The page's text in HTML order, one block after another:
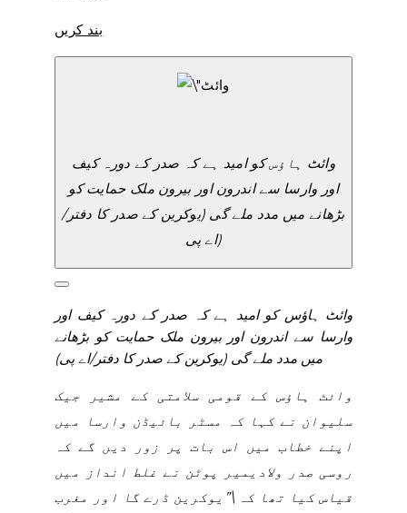
بند کریں
وائٹ ہاؤس کو امید ہے کہ صدر کے دورہ کیف
اور وارسا سے اندرون اور بیرون ملک حمایت کو
بڑھانے میں مدد ملے گی (یوکرین کے صدر کا دفتر/
اے پی)
وائٹ ہاؤس کو امید ہے کہ صدر کے دورہ کیف اور
وارسا سے اندرون اور بیرون ملک حمایت کو بڑھانے
میں مدد ملے گی (یوکرین کے صدر کا دفتر/اے پی)
وائٹ ہاؤس کے قومی سلامتی کے مشیر جیک
سلیوان نے کہا کہ مسٹر بائیڈن وارسا میں
اپنے خطاب میں اس بات پر زور دیں گے کہ
روسی صدر ولادیمیر پوٹن نے غلط انداز میں
قیاس کیا تھا کہ \”یوکرین ڈرے گا اور مغرب